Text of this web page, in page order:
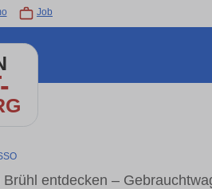
Job
entdecken –